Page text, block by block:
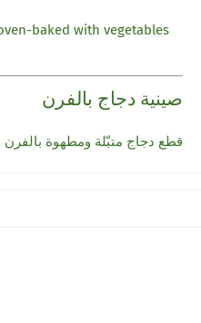
baked with vegetables
صينية دجاج بالفرن
قطع دجاج متبّلة ومطهوة